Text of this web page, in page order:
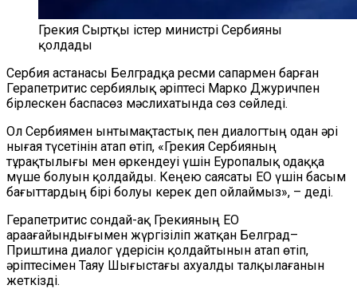
Грекия Сыртқы істер министрі Сербияны
қолдады
Сербия астанасы Белградқа ресми сапармен барған
Герапетритис сербиялық әріптесі Марко Джуричпен
бірлескен баспасөз мәслихатында сөз сөйледі.
Ол Сербиямен ынтымақтастық пен диалогтың одан әрі
нығая түсетінін атап өтіп, «Грекия Сербияның
тұрақтылығы мен өркендеуі үшін Еуропалық одаққа
мүше болуын қолдайды. Кеңею саясаты ЕО үшін басым
бағыттардың бірі болуы керек деп ойлаймыз», – деді.
Герапетритис сондай-ақ Грекияның ЕО
араағайындығымен жүргізіліп жатқан Белград–
Приштина диалог үдерісін қолдайтынын атап өтіп,
әріптесімен Таяу Шығыстағы ахуалды талқылағанын
жеткізді.